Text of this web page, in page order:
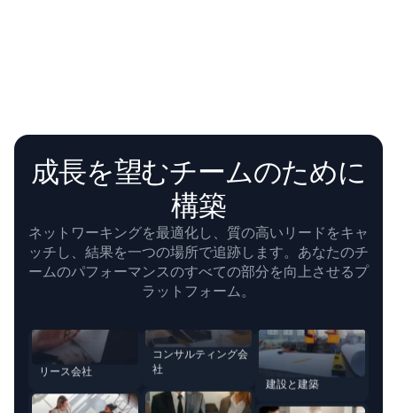
成長を望むチームのために
構築
ネットワーキングを最適化し、質の高いリードをキャ
ッチし、結果を一つの場所で追跡します。あなたのチ
ームのパフォーマンスのすべての部分を向上させるプ
ラットフォーム。
社
リース会社
広告とブランディン
グ
コンサルティング会
社
法務サービス 建設と建築